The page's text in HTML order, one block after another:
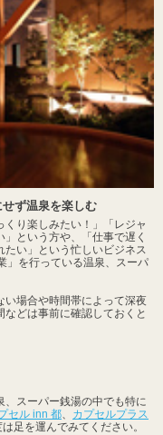
せず温泉を楽しむ
くり楽しみたい！」「レジャ
という方や、「仕事で遅く
たい」という忙しいビジネス
」を行っている温泉、スーパ
場合や時間帯によって深夜
どは事前に確認しておくと
スーパー銭湯の中でも特に
セル inn 都、 カプセルプラス
足を運んでみてください。